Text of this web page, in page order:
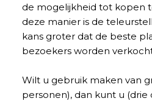
de mogelijkheid tot kopen
deze manier is de
kans groter dat de beste
bezoekers worden
Wilt u gebruik maken van
personen), dan kunt u (drie